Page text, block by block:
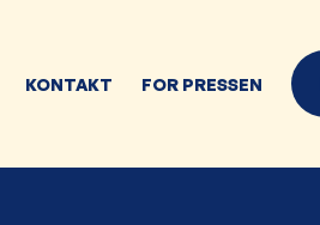
KONTAKT FOR PRESSEN